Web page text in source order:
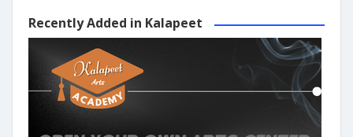
Recently Added in Kalapeet